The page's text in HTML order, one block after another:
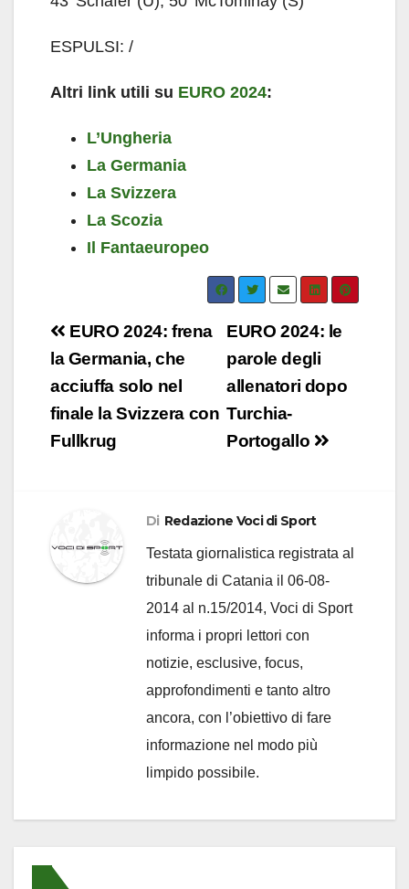
ESPULSI: /
Altri link utili su EURO 2024:
L’Ungheria
La Germania
La Svizzera
La Scozia
Il Fantaeuropeo
Navigazione
articoli
EURO 2024: le
parole degli
allenatori dopo
Turchia-
Portogallo
EURO 2024: frena
la Germania, che
acciuffa solo nel
finale la Svizzera con
Fullkrug
Di Redazione Voci di Sport
Testata giornalistica registrata al
tribunale di Catania il 06-08-
2014 al n.15/2014, Voci di Sport
informa i propri lettori con
notizie, esclusive, focus,
approfondimenti e tanto altro
ancora, con l’obiettivo di fare
informazione nel modo più
limpido possibile.